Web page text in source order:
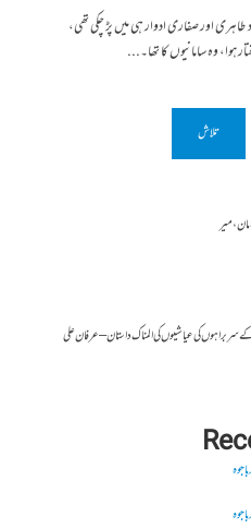
طاہری اور صفاری ادوار ہی میں پڑ چکی تھی،
ہوا، وہ سامانیوں کا تھا۔...
تلاش
سربراہوں کی عیاشیوں کی المناک داستان – عرفان علی